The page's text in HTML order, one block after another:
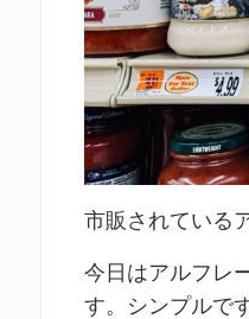
市販されている
今日はアルフレ
す。シンプルで